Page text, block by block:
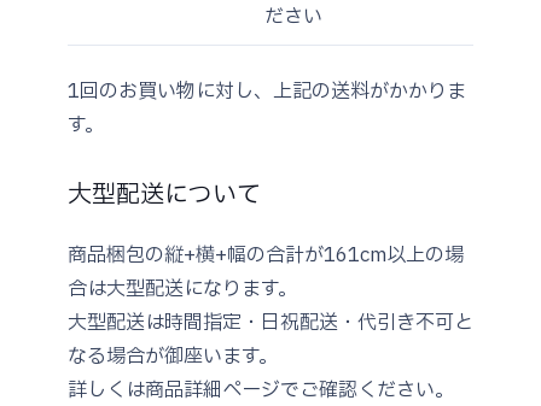
ださい
1回のお買い物に対し、上記の送料がかかりま
す。
大型配送について
商品梱包の縦+横+幅の合計が161cm以上の場
合は大型配送になります。
大型配送は時間指定・日祝配送・代引き不可と
なる場合が御座います。
詳しくは商品詳細ページでご確認ください。